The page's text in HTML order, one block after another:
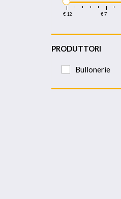
€ 12 € 7
PRODUTTORI
Bullonerie